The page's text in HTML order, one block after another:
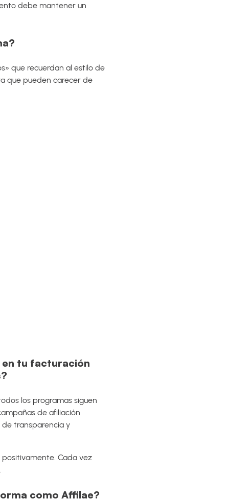
debe mantener un
que recuerdan al estilo de
que pueden carecer de
en tu facturación
los programas siguen
de afiliación
transparencia y
Cada vez
como Affilae?